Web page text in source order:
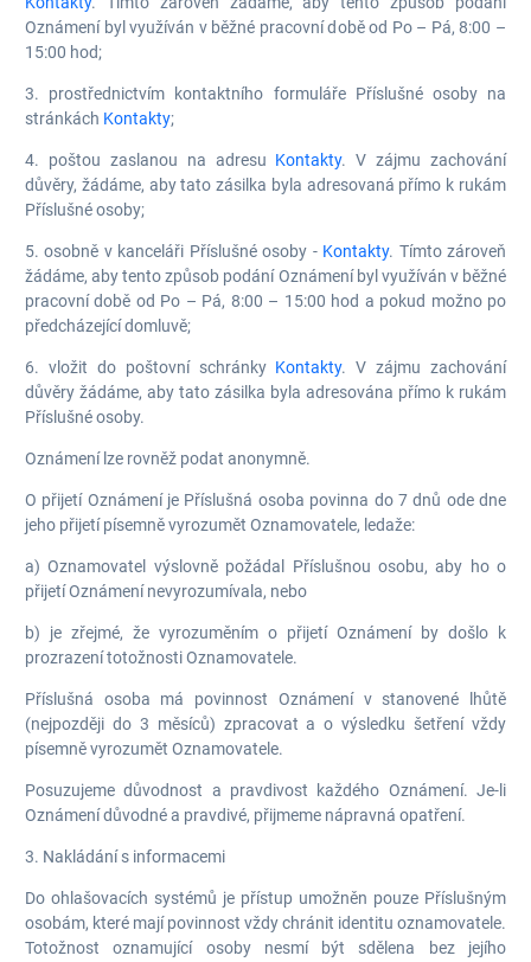
Oznámení byl využíván v běžné pracovní době od Po – Pá, 8:00 –
15:00 hod;
3. prostřednictvím kontaktního formuláře Příslušné osoby na
stránkách Kontakty;
4. poštou zaslanou na adresu Kontakty. V zájmu zachování
důvěry, žádáme, aby tato zásilka byla adresovaná přímo k rukám
Příslušné osoby;
5. osobně v kanceláři Příslušné osoby - Kontakty. Tímto zároveň
žádáme, aby tento způsob podání Oznámení byl využíván v běžné
pracovní době od Po – Pá, 8:00 – 15:00 hod a pokud možno po
předcházející domluvě;
6. vložit do poštovní schránky Kontakty. V zájmu zachování
důvěry žádáme, aby tato zásilka byla adresována přímo k rukám
Příslušné osoby.
Oznámení lze rovněž podat anonymně.
O přijetí Oznámení je Příslušná osoba povinna do 7 dnů ode dne
jeho přijetí písemně vyrozumět Oznamovatele, ledaže:
a) Oznamovatel výslovně požádal Příslušnou osobu, aby ho o
přijetí Oznámení nevyrozumívala, nebo
b) je zřejmé, že vyrozuměním o přijetí Oznámení by došlo k
prozrazení totožnosti Oznamovatele.
Příslušná osoba má povinnost Oznámení v stanovené lhůtě
(nejpozději do 3 měsíců) zpracovat a o výsledku šetření vždy
písemně vyrozumět Oznamovatele.
Posuzujeme důvodnost a pravdivost každého Oznámení. Je-li
Oznámení důvodné a pravdivé, přijmeme nápravná opatření.
3. Nakládání s informacemi
Do ohlašovacích systémů je přístup umožněn pouze Příslušným
osobám, které mají povinnost vždy chránit identitu oznamovatele.
Totožnost oznamující osoby nesmí být sdělena bez jejího